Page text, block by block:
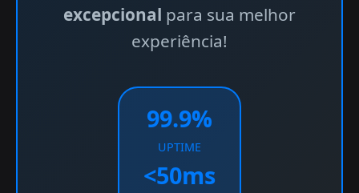
excepcional para sua melhor
experiência!
99.9%
UPTIME
<50ms